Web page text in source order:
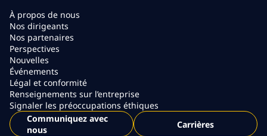
À propos de nous
Nos dirigeants
Nos partenaires
Perspectives
Nouvelles
Événements
Légal et conformité
Renseignements sur l’entreprise
Signaler les préoccupations éthiques
Communiquez avec
nous
Carrières